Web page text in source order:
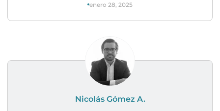
enero 28, 2025
Nicolás Gómez A.